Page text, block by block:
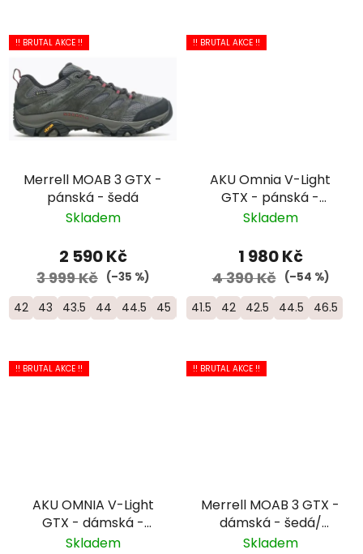
!! BRUTAL AKCE !!
Merrell MOAB 3 GTX -
pánská - šedá
Skladem
2 590 Kč
3 999 Kč (–35 %)
42 43 43.5 44 44.5 45 46 46.5
!! BRUTAL AKCE !!
AKU Omnia V-Light
GTX - pánská -
hnědá/zelená
Skladem
1 980 Kč
4 390 Kč (–54 %)
41.5 42 42.5 44.5 46.5
!! BRUTAL AKCE !!
AKU OMNIA V-Light
GTX - dámská -
šedá/oranžová
Skladem
!! BRUTAL AKCE !!
Merrell MOAB 3 GTX -
dámská - šedá/
modrá
Skladem